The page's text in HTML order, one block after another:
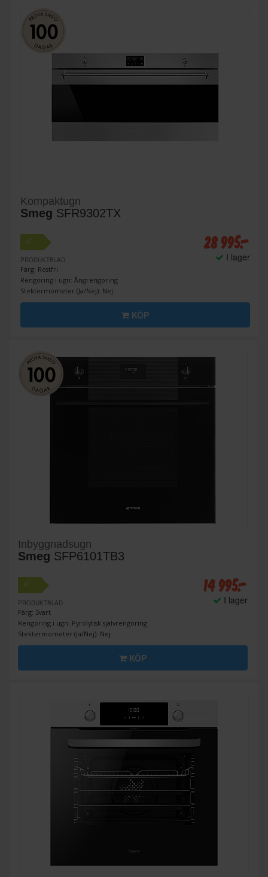
Kompaktugn
Smeg SFR9302TX
A+
PRODUKTBLAD
Färg: Rostfri
Rengöring i ugn: Ångrengöring
Stektermometer (Ja/Nej): Nej
28 995:-
I lager
KÖP
Inbyggnadsugn
Smeg SFP6101TB3
A+
PRODUKTBLAD
Färg: Svart
Rengöring i ugn: Pyrolytisk självrengöring
Stektermometer (Ja/Nej): Nej
14 995:-
I lager
KÖP